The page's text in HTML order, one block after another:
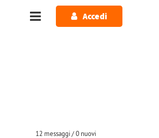
Accedi
12 messaggi / 0 nuovi